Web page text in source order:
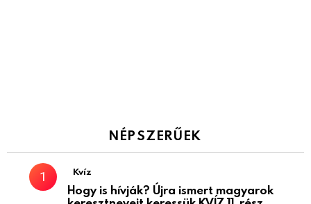
NÉPSZERŰEK
Kvíz
Hogy is hívják? Újra ismert magyarok